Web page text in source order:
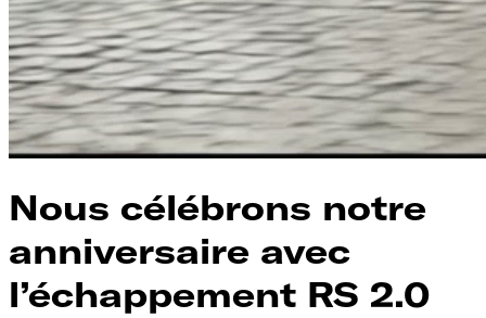
Nous célébrons notre
anniversaire avec
l’échappement RS 2.0